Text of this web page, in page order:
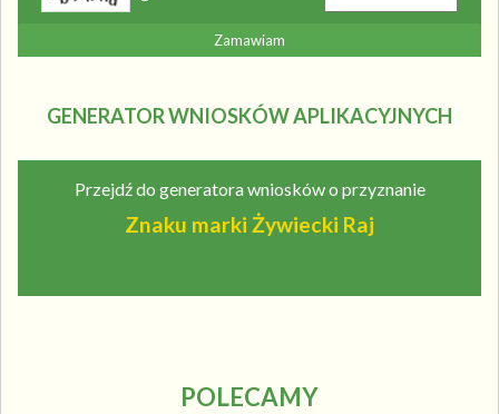
GENERATOR WNIOSKÓW APLIKACYJNYCH
Przejdź do generatora wniosków o przyznanie
Znaku marki Żywiecki Raj
POLECAMY